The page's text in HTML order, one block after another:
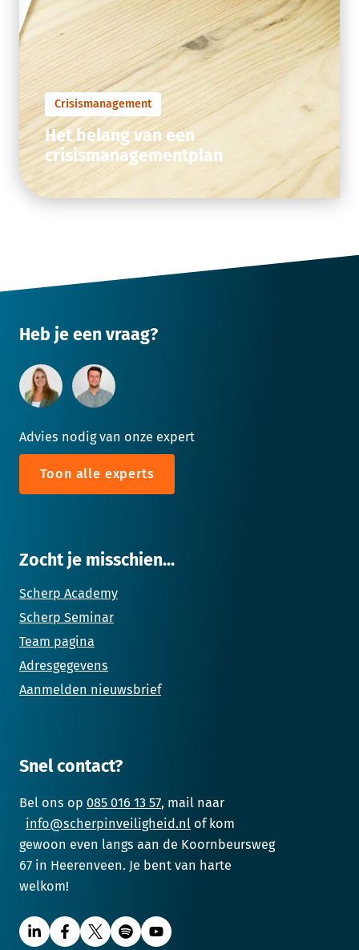
Crisismanagement
Het belang van een
crisismanagementplan
Heb je een vraag?
Advies nodig van onze expert
Toon alle experts
Zocht je misschien...
Scherp Academy
Scherp Seminar
Team pagina
Adresgegevens
Aanmelden nieuwsbrief
Snel contact?
Bel ons op 085 016 13 57, mail naar
info@scherpinveiligheid.nl of kom
gewoon even langs aan de Koornbeursweg
67 in Heerenveen. Je bent van harte
welkom!